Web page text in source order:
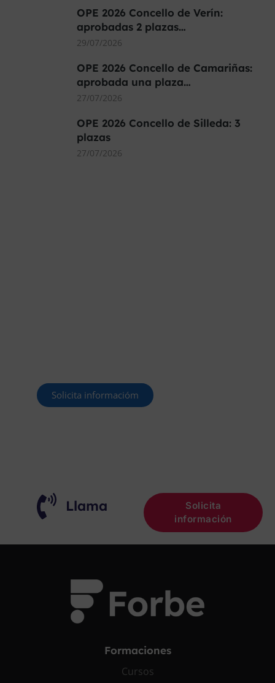
OPE 2026 Concello de Verín:
aprobadas 2 plazas…
29/07/2026
OPE 2026 Concello de Camariñas:
aprobada una plaza…
27/07/2026
OPE 2026 Concello de Silleda: 3
plazas
27/07/2026
Solicita informacióm
Llama
Solicita
información
Formaciones
Cursos